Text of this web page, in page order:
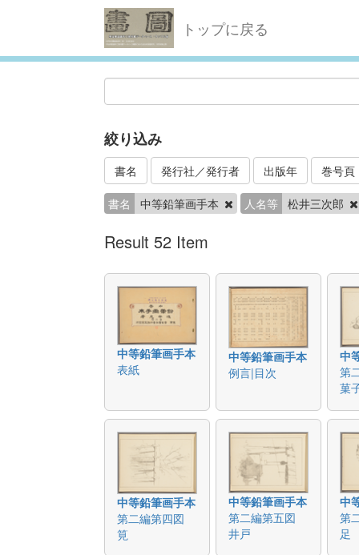
トップに戻る
絞り込み
書名 発行社／発行者 出版年 巻号頁
書名 中等鉛筆画手本 人名等 松井三次郎
Result 52 Item
中等鉛筆画手本
表紙
中等鉛筆画手本
例言|目次
中
第
菓
中等鉛筆画手本
第二編第四図
筧
中等鉛筆画手本
第二編第五図
井戸
中
第
足